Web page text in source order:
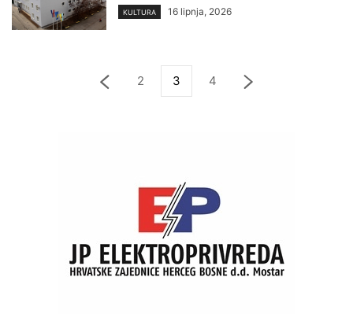
KULTURA 16 lipnja, 2026
2 3 4